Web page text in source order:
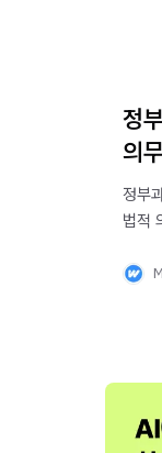
정
의
정부
법적
조건